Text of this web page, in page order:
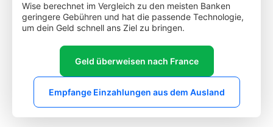
Wise berechnet im Vergleich zu den meisten Banken
geringere Gebühren und hat die passende Technologie,
um dein Geld schnell ans Ziel zu bringen.
Geld überweisen nach France
Empfange Einzahlungen aus dem Ausland